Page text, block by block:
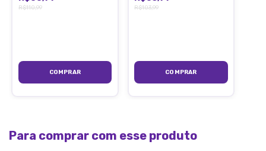
Garante alta proteção contra picadas de flebótomos
transmissores da Leishmaniose;
R$110,99 R$103,99
Para comprar com esse produto